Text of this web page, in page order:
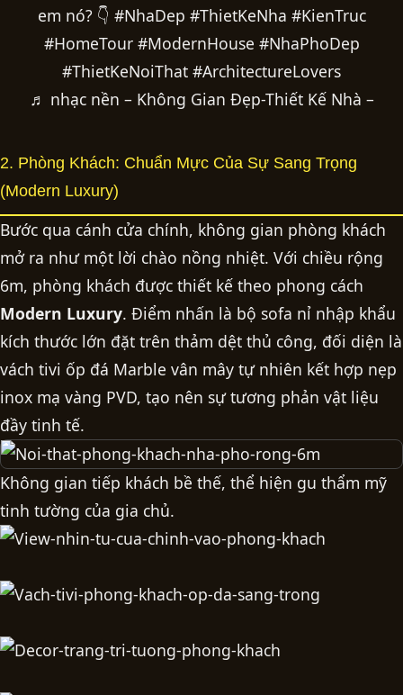
em nó? 👇 #NhaDep #ThietKeNha #KienTruc
#HomeTour #ModernHouse #NhaPhoDep
#ThietKeNoiThat #ArchitectureLovers
♬ nhạc nền – Không Gian Đẹp-Thiết Kế Nhà –
2. Phòng Khách: Chuẩn Mực Của Sự Sang Trọng
(Modern Luxury)
Bước qua cánh cửa chính, không gian phòng khách
mở ra như một lời chào nồng nhiệt. Với chiều rộng
6m, phòng khách được thiết kế theo phong cách
Modern Luxury. Điểm nhấn là bộ sofa nỉ nhập khẩu
kích thước lớn đặt trên thảm dệt thủ công, đối diện là
vách tivi ốp đá Marble vân mây tự nhiên kết hợp nẹp
inox mạ vàng PVD, tạo nên sự tương phản vật liệu
đầy tinh tế.
Không gian tiếp khách bề thế, thể hiện gu thẩm mỹ
tinh tường của gia chủ.